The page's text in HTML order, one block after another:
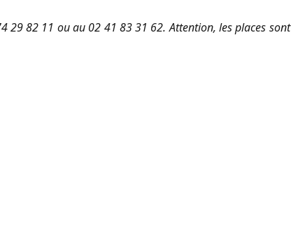
29 82 11 ou au 02 41 83 31 62. Attention, les places sont